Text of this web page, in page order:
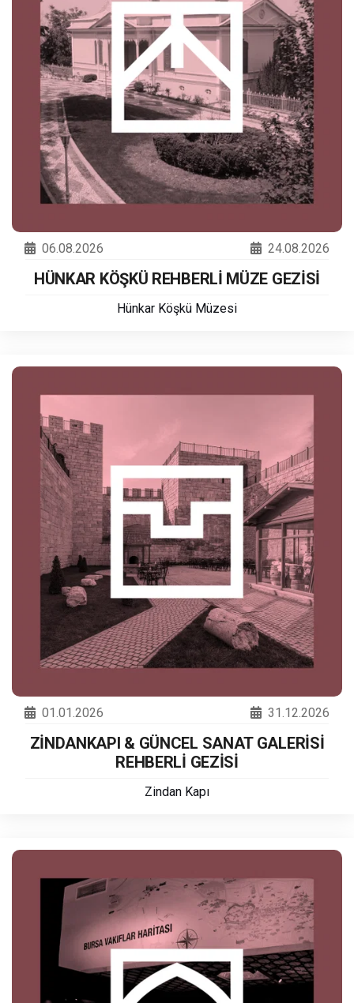
06.08.2026 24.08.2026
HÜNKAR KÖŞKÜ REHBERLİ MÜZE GEZİSİ
Hünkar Köşkü Müzesi
01.01.2026 31.12.2026
ZİNDANKAPI & GÜNCEL SANAT GALERİSİ
REHBERLİ GEZİSİ
Zindan Kapı